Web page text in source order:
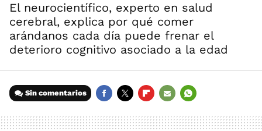
El neurocientífico, experto en salud
cerebral, explica por qué comer
arándanos cada día puede frenar el
deterioro cognitivo asociado a la edad
Sin comentarios
MAIL